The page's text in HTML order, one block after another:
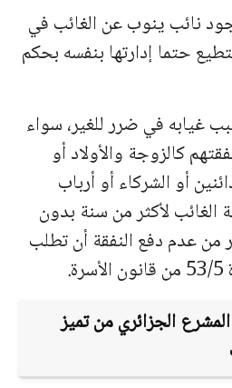
نائب ينوب عن الغائب في
حتما إدارتها بنفسه بحكم
غيابه في ضرر للغير، سواء
كالزوجة والأولاد أو
أو الشركاء أو أرباب
الغائب لأكثر من سنة بدون
عدم دفع النفقة أن تطلب
الجزائري من تميز